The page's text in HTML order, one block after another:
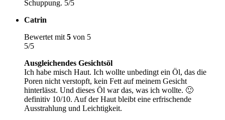
Schuppung. 5/5
Catrin
Bewertet mit 5 von 5
5/5
Ausgleichendes Gesichtsöl
Ich habe misch Haut. Ich wollte unbedingt ein Öl, das die
Poren nicht verstopft, kein Fett auf meinem Gesicht
hinterlässt. Und dieses Öl war das, was ich wollte. 🙂
definitiv 10/10. Auf der Haut bleibt eine erfrischende
Ausstrahlung und Leichtigkeit.